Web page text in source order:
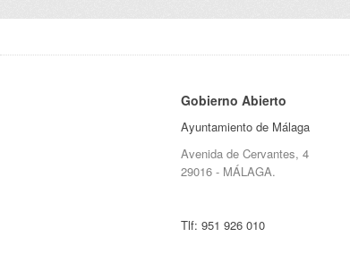
Gobierno Abierto
Ayuntamiento de Málaga
Avenida de Cervantes, 4
29016 - MÁLAGA.
Tlf: 951 926 010